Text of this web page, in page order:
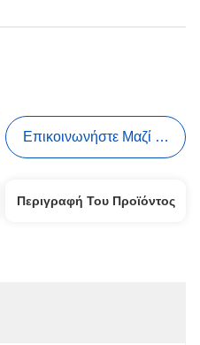
Επικοινωνήστε Μαζί Μας
Περιγραφή Του Προϊόντος